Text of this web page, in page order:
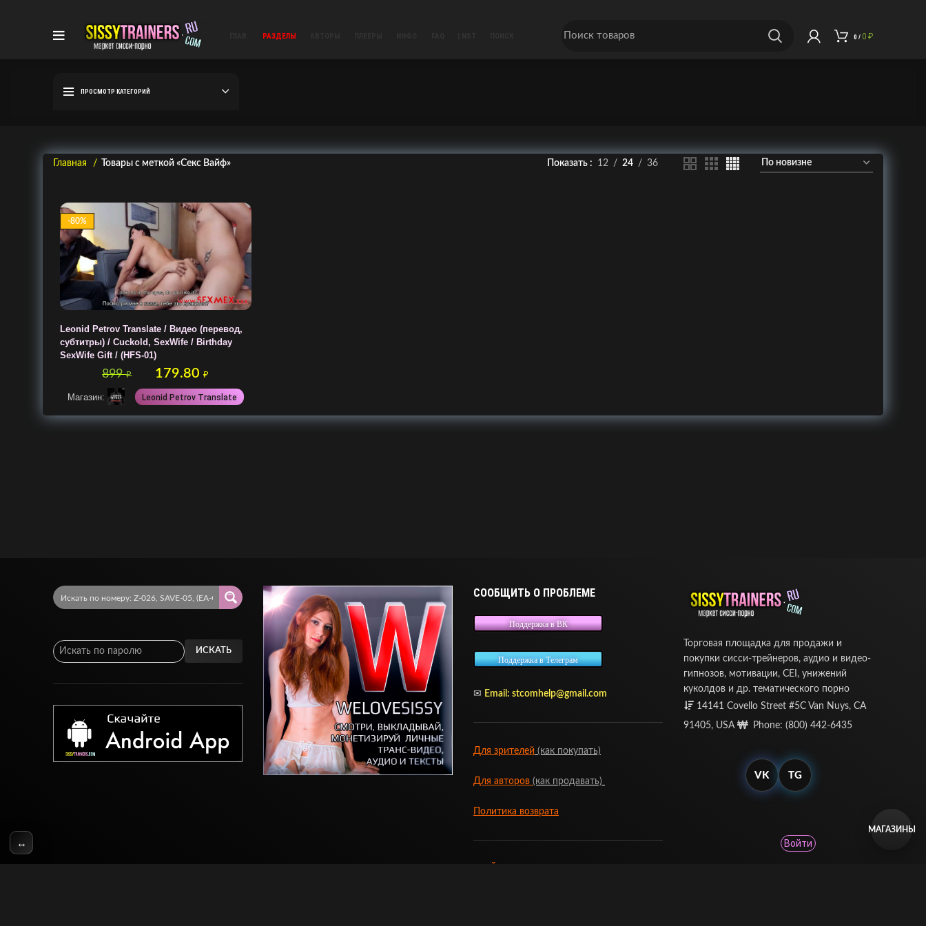
РАЗДЕЛЫ 0 / 0 ₽
ПРОСМОТР КАТЕГОРИЙ
Главная Товары с меткой «Секс Вайф» Показать 12 24 36
-80%
Leonid Petrov Translate / Видео (перевод,
субтитры) / Cuckold, SexWife / Birthday
SexWife Gift / (HFS-01)
899₽ 179.80₽
Магазин: Leonid Petrov Translate
ИСКАТЬ
СООБЩИТЬ О ПРОБЛЕМЕ
Поддержка в ВК
Поддержка в Телеграм
✉ Email: stcomhelp@gmail.com
Для зрителей (как покупать)
Для авторов (как продавать)
Политика возврата
Торговая площадка для продажи и
покупки сисси-трейнеров, аудио и видео-
гипнозов, мотивации, CEI, унижений
куколдов и др. тематического порно
14141 Covello Street #5C Van Nuys, CA
91405, USA
Phone: (800) 442-6435
VK TG
↔ Войти
МАГАЗИНЫ